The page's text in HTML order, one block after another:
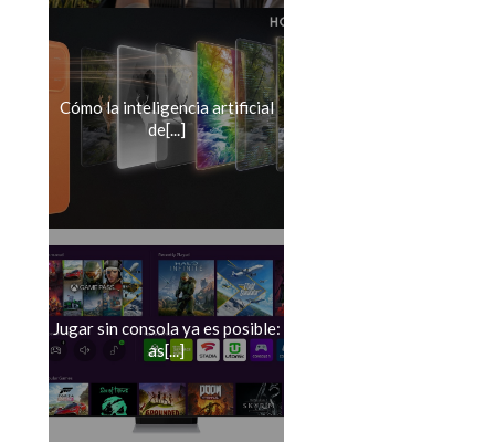
Cómo la inteligencia artificial
de[...]
Jugar sin consola ya es posible:
as[...]